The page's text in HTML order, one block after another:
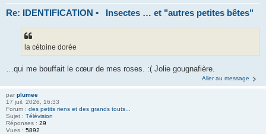
Re: IDENTIFICATION • Insectes … et "autres petites bêtes"
la cétoine dorée
…qui me bouffait le cœur de mes roses. :( Jolie gougnafière.
Aller au message
par plumee
17 juil. 2026, 16:33
Forum : des petits riens et des grands touts...
Sujet : Télévision
Réponses : 29
Vues : 5892